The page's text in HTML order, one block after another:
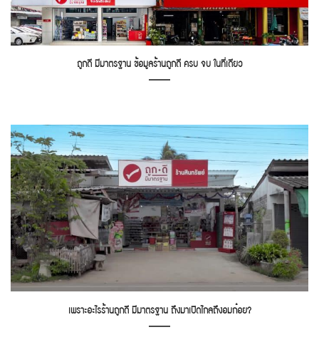
ถูกดี มีมาตรฐาน ข้อมูลร้านถูกดี ครบ จบ ในที่เดียว
เพราะอะไรร้านถูกดี มีมาตรฐาน ถึงมาเปิดไกลถึงอมก๋อย?